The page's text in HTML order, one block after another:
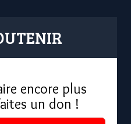
encore plus
un don !